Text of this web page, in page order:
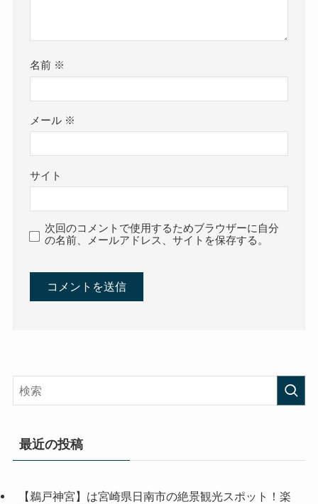
名前 ※
メール ※
サイト
次回のコメントで使用するためブラウザーに自分
の名前、メールアドレス、サイトを保存する。
最近の投稿
【鵜戸神宮】は宮崎県日南市の絶景観光スポット！楽